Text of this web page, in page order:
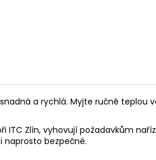
a rychlá. Myjte ručně
Zlín, vyhovují požadavkům
naprosto bezpečné.